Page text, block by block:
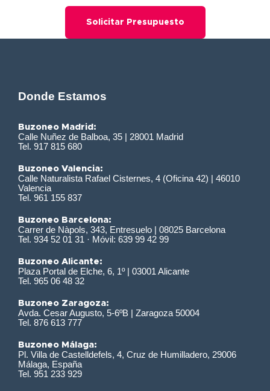
Solicitar Presupuesto
Donde Estamos
Buzoneo Madrid:
Calle Nuñez de Balboa, 35 | 28001 Madrid
Tel. 917 815 680
Buzoneo Valencia:
Calle Naturalista Rafael Cisternes, 4 (Oficina 42) | 46010
Valencia
Tel. 961 155 837
Buzoneo Barcelona:
Carrer de Nàpols, 343, Entresuelo | 08025 Barcelona
Tel. 934 52 01 31 · Móvil: 639 99 42 99
Buzoneo Alicante:
Plaza Portal de Elche, 6, 1º | 03001 Alicante
Tel. 965 06 48 32
Buzoneo Zaragoza:
Avda. Cesar Augusto, 5-6ºB | Zaragoza 50004
Tel. 876 613 777
Buzoneo Málaga:
Pl. Villa de Castelldefels, 4, Cruz de Humilladero, 29006
Málaga, España
Tel. 951 233 929